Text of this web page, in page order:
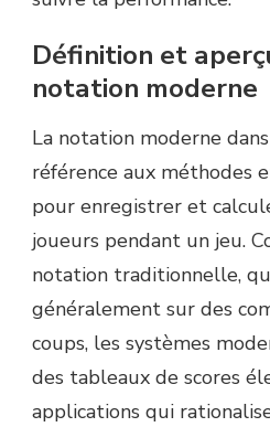
Définition et
notation moderne
La notation moderne
référence aux méthodes
pour enregistrer et
joueurs pendant un jeu.
notation traditionnelle,
généralement sur des
coups, les systèmes
des tableaux de scores
applications qui